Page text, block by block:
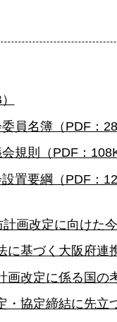
員名簿（PDF：
規則（PDF：
置要綱（PDF：
改定に向けた今
基づく大阪府連
改定に係る国の
協定締結に先立